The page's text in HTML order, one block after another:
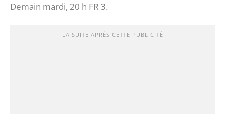
Demain mardi, 20 h FR 3.
LA SUITE APRÈS CETTE PUBLICITÉ